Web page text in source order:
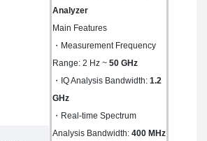
Analyzer
Main Features
・Measurement Frequency
Range: 2 Hz ~ 50 GHz
・IQ Analysis Bandwidth: 1.2
GHz
・Real-time Spectrum
Analysis Bandwidth: 400 MHz